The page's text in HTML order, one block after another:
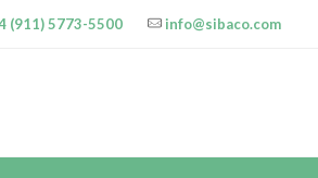
(911) 5773-5500 info@sibaco.com